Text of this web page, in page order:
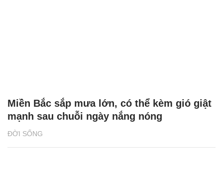
ĐỜI SỐNG
Miền Bắc sắp mưa lớn, có thể kèm gió giật
mạnh sau chuỗi ngày nắng nóng